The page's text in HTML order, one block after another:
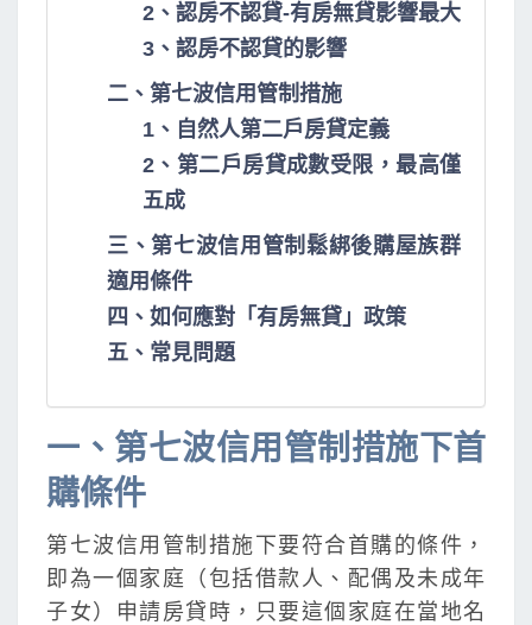
2、認房不認貸-有房無貸影響最大
3、認房不認貸的影響
二、第七波信用管制措施
1、自然人第二戶房貸定義
2、第二戶房貸成數受限，最高僅
五成
三、第七波信用管制鬆綁後購屋族群
適用條件
四、如何應對「有房無貸」政策
五、常見問題
一、第七波信用管制措施下首
購條件
第七波信用管制措施下要符合首購的條件，
即為一個家庭（包括借款人、配偶及未成年
子女）申請房貸時，只要這個家庭在當地名